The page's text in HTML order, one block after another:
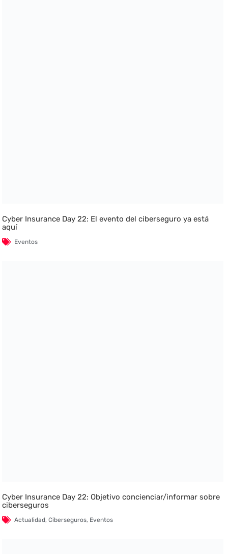
Cyber Insurance Day 22: El evento del ciberseguro ya está
aquí
Eventos
Cyber Insurance Day 22: Objetivo concienciar/informar sobre
ciberseguros
Actualidad,Ciberseguros, Eventos